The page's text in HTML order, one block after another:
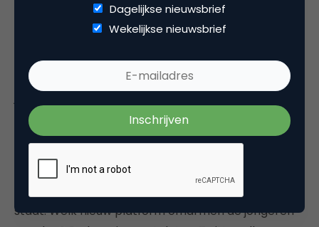
Net als bij Twitter kan het namelijk ineens ‘einde
verhaal’ zijn. Twitter biedt nog steeds relevantie en
uitkomst door het professionele netwerk, maar we
weten dat de gouden jaren voorbij zijn. Juist
bieden, haken af of kiezen niet voor Twitter.
honderden miljoenen gebruikers is gegaan, geeft
staat. Welk nieuw platform omarmen de jongeren
Dagelijkse nieuwsbrief
Wekelijkse nieuwsbrief